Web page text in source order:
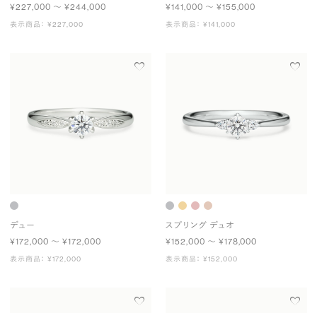
¥227,000 〜 ¥244,000
表示商品： ¥227,000
¥141,000 〜 ¥155,000
表示商品： ¥141,000
デュー
¥172,000 〜 ¥172,000
表示商品： ¥172,000
スプリング デュオ
¥152,000 〜 ¥178,000
表示商品： ¥152,000